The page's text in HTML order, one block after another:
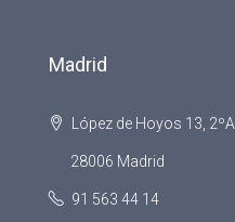
Madrid
López de Hoyos 13, 2ºA
28006 Madrid
91 563 44 14